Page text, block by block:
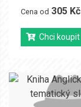
Cena od 305 Kč
Chci koupit